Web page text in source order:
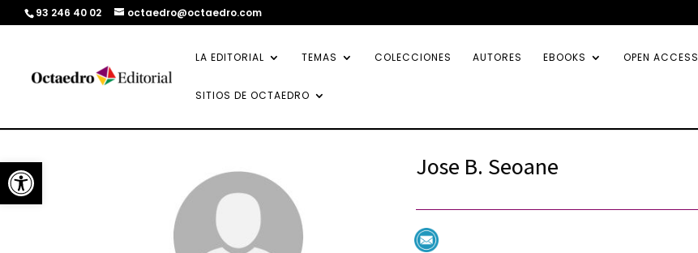
Abrir barra de herramientas
93 246 40 02 octaedro@octaedro.com
LA EDITORIAL TEMAS COLECCIONES AUTORES EBOOKS OPEN ACCESS
SITIOS DE OCTAEDRO
Jose B. Seoane